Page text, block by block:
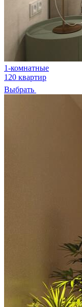
1-комнатные
120 квартир
Выбрать